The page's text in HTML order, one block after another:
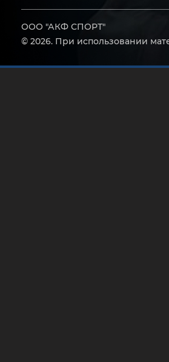
ООО "АКФ СПОРТ"
© 2026. При использовании